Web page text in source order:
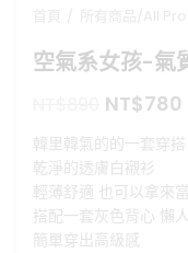
空氣系女孩-氣
原
價
格：
NT$890
NT$780
價
韓里韓氣的的一套穿搭
乾淨的透膚白襯衫
輕薄舒適 也可以拿來
搭配一套灰色背心 懶
簡單穿出高級感